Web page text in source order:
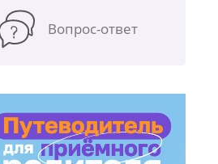
Вопрос-ответ